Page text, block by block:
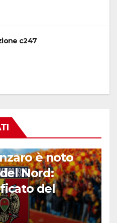
c247
è noto
Nord:
del